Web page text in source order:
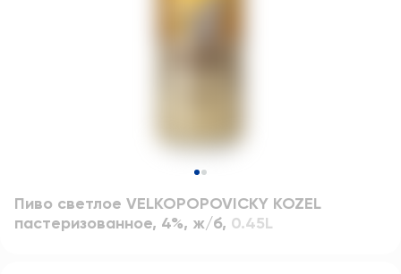
Пиво светлое VELKOPOPOVICKY KOZEL
пастеризованное, 4%, ж/б, 0.45L